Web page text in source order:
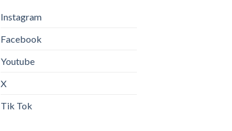
Instagram
Facebook
Youtube
X
Tik Tok